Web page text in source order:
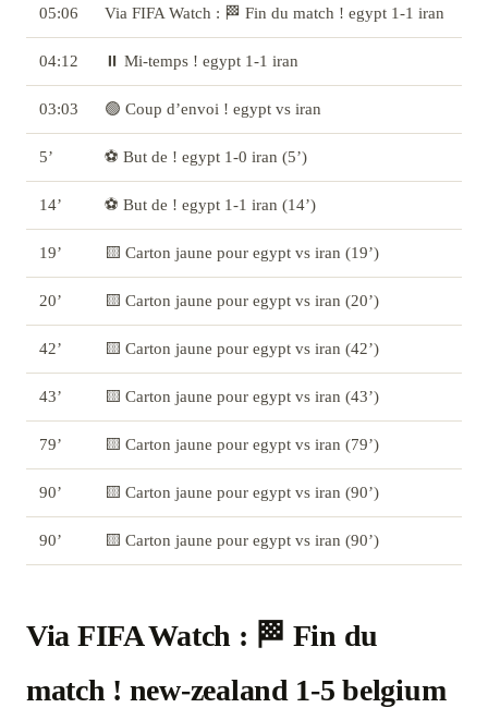
05:06 Via FIFA Watch : 🏁 Fin du match ! egypt 1-1 iran
04:12 ⏸️ Mi-temps ! egypt 1-1 iran
03:03 🟢 Coup d’envoi ! egypt vs iran
5’ ⚽ But de ! egypt 1-0 iran (5’)
14’ ⚽ But de ! egypt 1-1 iran (14’)
19’ 🟨 Carton jaune pour egypt vs iran (19’)
20’ 🟨 Carton jaune pour egypt vs iran (20’)
42’ 🟨 Carton jaune pour egypt vs iran (42’)
43’ 🟨 Carton jaune pour egypt vs iran (43’)
79’ 🟨 Carton jaune pour egypt vs iran (79’)
90’ 🟨 Carton jaune pour egypt vs iran (90’)
90’ 🟨 Carton jaune pour egypt vs iran (90’)
Via FIFA Watch : 🏁 Fin du
match ! new-zealand 1-5 belgium